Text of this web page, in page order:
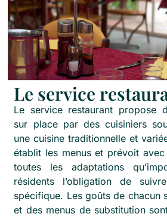
Le service
Le service restaurant propose
sur place par des cuisiniers
une cuisine traditionnelle et
établit les menus et prévoit avec
toutes les adaptations
résidents l’obligation de
spécifique. Les goûts de chacun
et des menus de substitution